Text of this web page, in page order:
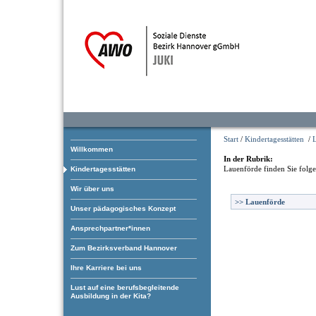
Willkommen
Kindertagesstätten
Wir über uns
Unser pädagogisches Konzept
Ansprechpartner*innen
Zum Bezirksverband Hannover
Ihre Karriere bei uns
Lust auf eine berufsbegleitende
Ausbildung in der Kita?
Start / Kindertagesstätten /
In der Rubrik:
Lauenförde finden Sie
>> Lauenförde